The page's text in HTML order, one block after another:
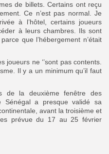
de billets. Certains ont reçu
Ce n’est pas normal. Je
à l’hôtel, certains joueurs
à leurs chambres. Ils sont
que l’hébergement n’était
joueurs ne ‘’sont pas contents.
Il y a un minimum qu’il faut
de la deuxième fenêtre des
Sénégal a presque validé sa
avant la troisième et
prévue du 17 au 25 février